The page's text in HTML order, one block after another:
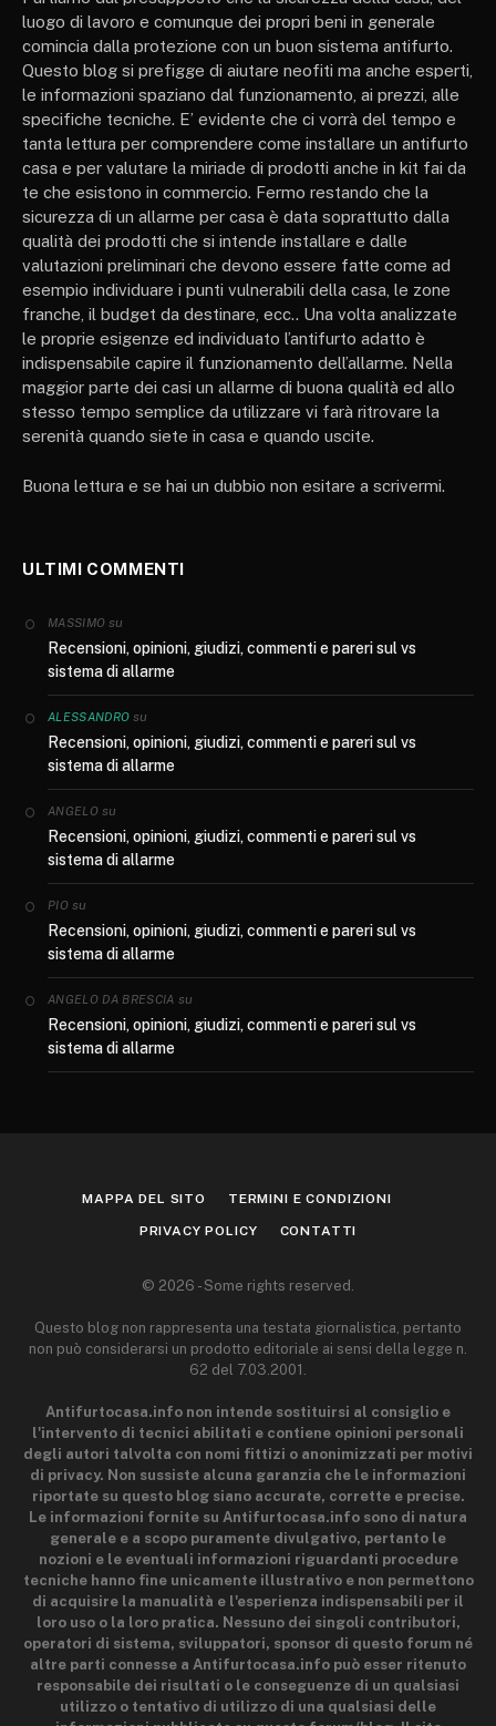
luogo di lavoro e comunque dei propri beni in generale
comincia dalla protezione con un buon sistema antifurto.
Questo blog si prefigge di aiutare neofiti ma anche esperti,
le informazioni spaziano dal funzionamento, ai prezzi, alle
specifiche tecniche. E’ evidente che ci vorrà del tempo e
tanta lettura per comprendere come installare un antifurto
casa e per valutare la miriade di prodotti anche in kit fai da
te che esistono in commercio. Fermo restando che la
sicurezza di un allarme per casa è data soprattutto dalla
qualità dei prodotti che si intende installare e dalle
valutazioni preliminari che devono essere fatte come ad
esempio individuare i punti vulnerabili della casa, le zone
franche, il budget da destinare, ecc.. Una volta analizzate
le proprie esigenze ed individuato l’antifurto adatto è
indispensabile capire il funzionamento dell’allarme. Nella
maggior parte dei casi un allarme di buona qualità ed allo
stesso tempo semplice da utilizzare vi farà ritrovare la
serenità quando siete in casa e quando uscite.
Buona lettura e se hai un dubbio non esitare a scrivermi.
ULTIMI COMMENTI
MASSIMO su
Recensioni, opinioni, giudizi, commenti e pareri sul vs
sistema di allarme
ALESSANDRO su
Recensioni, opinioni, giudizi, commenti e pareri sul vs
sistema di allarme
ANGELOsu
Recensioni, opinioni, giudizi, commenti e pareri sul vs
sistema di allarme
PIO su
Recensioni, opinioni, giudizi, commenti e pareri sul vs
sistema di allarme
ANGELO DA BRESCIA su
Recensioni, opinioni, giudizi, commenti e pareri sul vs
sistema di allarme
MAPPA DEL SITO TERMINI E CONDIZIONI
PRIVACY POLICY CONTATTI
© 2026 - Some rights reserved.
Questo blog non rappresenta una testata giornalistica, pertanto
non può considerarsi un prodotto editoriale ai sensi della legge n.
62 del 7.03.2001.
Antifurtocasa.info non intende sostituirsi al consiglio e
l'intervento di tecnici abilitati e contiene opinioni personali
degli autori talvolta con nomi fittizi o anonimizzati per motivi
di privacy. Non sussiste alcuna garanzia che le informazioni
riportate su questo blog siano accurate, corrette e precise.
Le informazioni fornite su Antifurtocasa.info sono di natura
generale e a scopo puramente divulgativo, pertanto le
nozioni e le eventuali informazioni riguardanti procedure
tecniche hanno fine unicamente illustrativo e non permettono
di acquisire la manualità e l'esperienza indispensabili per il
loro uso o la loro pratica. Nessuno dei singoli contributori,
operatori di sistema, sviluppatori, sponsor di questo forum né
altre parti connesse a Antifurtocasa.info può esser ritenuto
responsabile dei risultati o le conseguenze di un qualsiasi
utilizzo o tentativo di utilizzo di una qualsiasi delle